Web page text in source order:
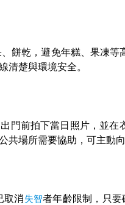
餅乾，避免年糕、果凍等
清楚與環境安全。
門前拍下當日照片，並在
場所需要協助，可主動
取消失智者年齡限制，只要